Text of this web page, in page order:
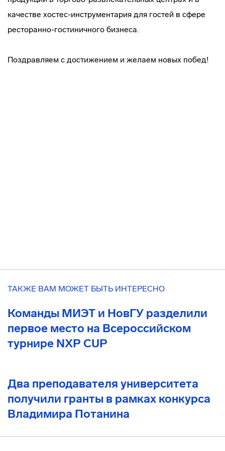
качестве хостес-инструментария для гостей в сфере
ресторанно-гостиничного бизнеса.
Поздравляем с достижением и желаем новых побед!
ТАКЖЕ ВАМ МОЖЕТ БЫТЬ ИНТЕРЕСНО
Команды МИЭТ и НовГУ разделили
первое место на Всероссийском
турнире NXP CUP
Два преподавателя университета
получили гранты в рамках конкурса
Владимира Потанина